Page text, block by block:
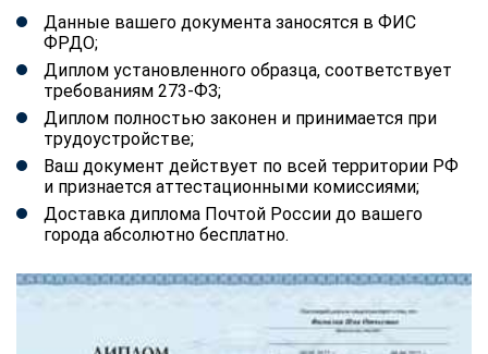
Данные вашего документа заносятся в ФИС
ФРДО;
Диплом установленного образца, соответствует
требованиям 273-ФЗ;
Диплом полностью законен и принимается при
трудоустройстве;
Ваш документ действует по всей территории РФ
и признается аттестационными комиссиями;
Доставка диплома Почтой России до вашего
города абсолютно бесплатно.